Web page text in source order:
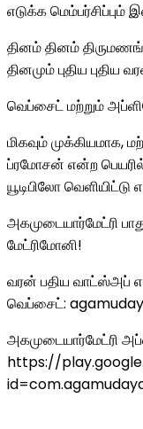
எடுக்க மெம்பர்சிப்பும்
தினம் தினம்
தினமும் புதிய புதிய
வெப்சைட் மற்றும்
மிகவும் முக்கியமாக,
ப்ரமோசன் என்ற
யூடிபிலோ
அகமுடையார்மேட்ரி
மேட்ரிமோனி!
வரன் பதிய வாட்ஸ்அப்
வெப்சைட்:
அகமுடையார்மேட்ரி
https://